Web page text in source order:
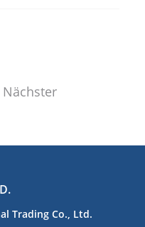
Nächster
Trading Co., Ltd.